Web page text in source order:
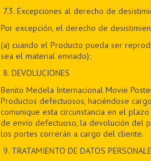
7.3. Excepciones al derecho de
Por excepción, el derecho de
(a) cuando el Producto pueda ser
sea el material enviado);
8. DEVOLUCIONES
Benito Medela Internacional Movie
Productos defectuosos, haciéndose
comunique esta circunstancia en el
de envío defectuoso, la devolución del
los portes correrán a cargo del cliente.
9. TRATAMIENTO DE DATOS